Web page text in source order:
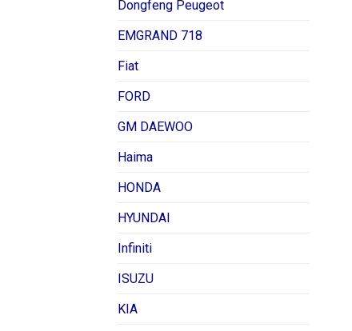
Dongfeng Peugeot
EMGRAND 718
Fiat
FORD
GM DAEWOO
Haima
HONDA
HYUNDAI
Infiniti
ISUZU
KIA